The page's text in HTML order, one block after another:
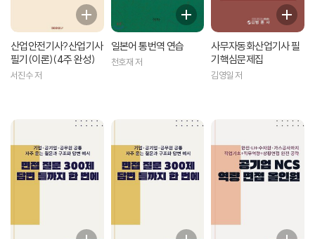
산업안전기사?산업기사
필기(이론)(4주 완성)
서진수 저
일본어 통번역 연습
천호재 저
사무자동화산업기사 필
기핵심문제집
김영일 저